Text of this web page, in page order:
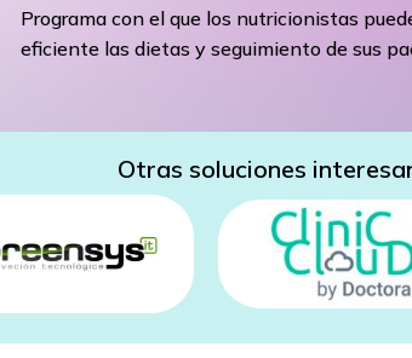
Programa con el que los nutricionistas
eficiente las dietas y seguimiento de sus
Otras soluciones